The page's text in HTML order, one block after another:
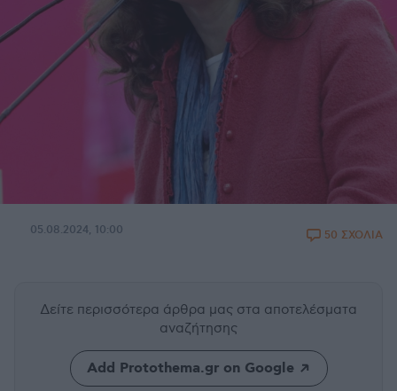
05.08.2024, 10:00 50 ΣΧΟΛΙΑ
Δείτε περισσότερα άρθρα μας στα αποτελέσματα
αναζήτησης
Add Protothema.gr on Google